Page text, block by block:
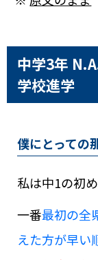
中学3年
学校進学
僕にとっての
私は中1の初
一番最初の全
えた方が早い